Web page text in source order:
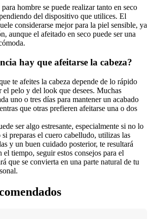
hombre se puede realizar tanto en seco
del dispositivo que utilices. El
considerarse mejor para la piel sensible, ya
aunque el afeitado en seco puede ser una
te afeites la cabeza depende de lo rápido
el pelo y del look que desees. Muchas
uno o tres días para mantener un acabado
que otras prefieren afeitarse una o dos
ser algo estresante, especialmente si no lo
si preparas el cuero cabelludo, utilizas las
y un buen cuidado posterior, te resultará
tiempo, seguir estos consejos para el
que se convierta en una parte natural de tu